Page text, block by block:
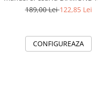
D50314 negru
189,00 Lei122,85 Lei
CONFIGUREAZA